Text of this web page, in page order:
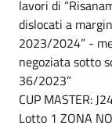
lavori di
dislocati a
2023/2024” -
negoziata sotto
36/2023”
CUP MASTER:
Lotto 1 ZONA